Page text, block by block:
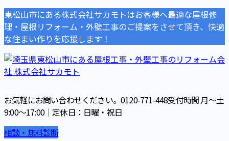
東松山市にある株式会社サカモトはお客様へ最適な屋根修
理・屋根リフォーム・外壁工事のご提案をさせて頂き、快適
な住まい作りを応援します！
お気軽にお問い合わせください。 0120-771-448受付時間 月～土
9:00～17:00｜定休日：日曜・祝日
相談・無料診断